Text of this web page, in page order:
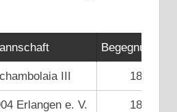
Begegnungen
III 18
Erlangen e. V. 18